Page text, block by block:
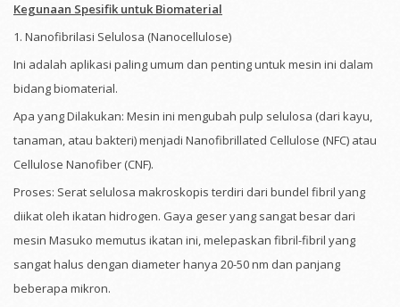
Kegunaan Spesifik untuk Biomaterial
1. Nanofibrilasi Selulosa (Nanocellulose)
Ini adalah aplikasi paling umum dan penting untuk mesin ini dalam
bidang biomaterial.
Apa yang Dilakukan: Mesin ini mengubah pulp selulosa (dari kayu,
tanaman, atau bakteri) menjadi Nanofibrillated Cellulose (NFC) atau
Cellulose Nanofiber (CNF).
Proses: Serat selulosa makroskopis terdiri dari bundel fibril yang
diikat oleh ikatan hidrogen. Gaya geser yang sangat besar dari
mesin Masuko memutus ikatan ini, melepaskan fibril-fibril yang
sangat halus dengan diameter hanya 20-50 nm dan panjang
beberapa mikron.